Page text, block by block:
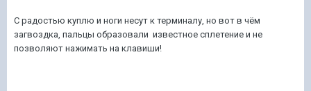
С радостью куплю и ноги несут к терминалу, но вот в чём
загвоздка, пальцы образовали известное сплетение и не
позволяют нажимать на клавиши!